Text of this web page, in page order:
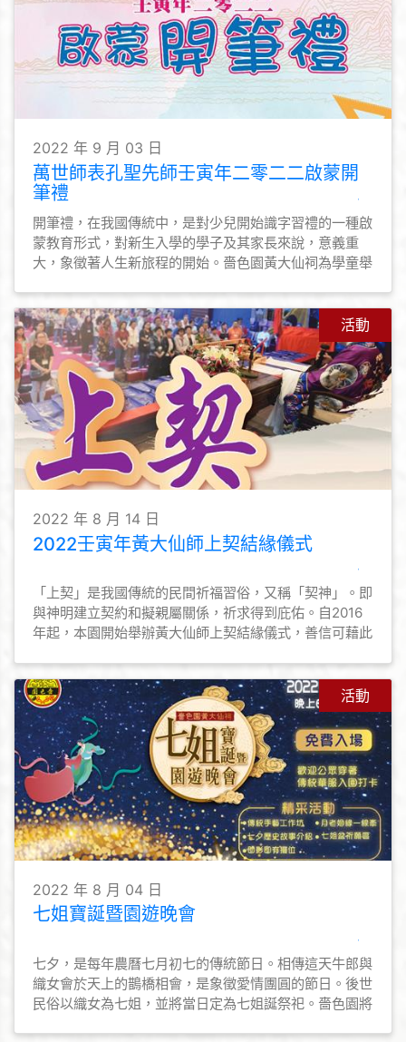
2022 年 9 月 03 日
萬世師表孔聖先師壬寅年二零二二啟蒙開
筆禮
開筆禮，在我國傳統中，是對少兒開始識字習禮的一種啟
蒙教育形式，對新生入學的學子及其家長來說，意義重
大，象徵著人生新旅程的開始。嗇色園黃大仙祠為學童舉
理，為開學前做好心態上的準備。
活動
2022 年 8 月 14 日
2022壬寅年黃大仙師上契結緣儀式
「上契」是我國傳統的民間祈福習俗，又稱「契神」。即
與神明建立契約和擬親屬關係，祈求得到庇佑。自2016
年起，本園開始舉辦黃大仙師上契結緣儀式，善信可藉此
師結善緣的途徑之一。本園亦會為契子女恆常舉辦活動，
讓契子女勿忘仙恩，時常普濟勸善，弘揚黃大仙信仰的教
義和文化。
活動
2022 年 8 月 04 日
七姐寶誕暨園遊晚會
七夕，是每年農曆七月初七的傳統節日。相傳這天牛郎與
織女會於天上的鵲橋相會，是象徵愛情團圓的節日。後世
民俗以織女為七姐，並將當日定為七姐誕祭祀。嗇色園將